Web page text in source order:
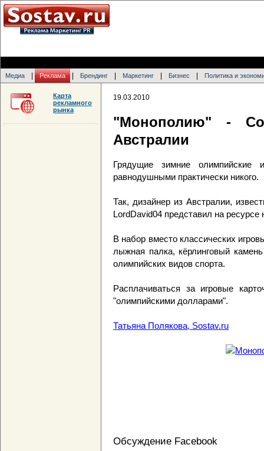
Медиа Реклама Брендинг Маркетинг Бизнес Политика и
19.03.2010
"Монополию" -
Австралии
Грядущие зимние
равнодушными практически никого.
Так, дизайнер из Австралии,
LordDavid04 представил на
В набор вместо классических
лыжная палка, кёрлинговый
олимпийских видов спорта.
Расплачиваться за игровые
"олимпийскими долларами".
Татьяна Полякова, Sostav.ru
Обсуждение Facebook
Карта
рекламного
рынка